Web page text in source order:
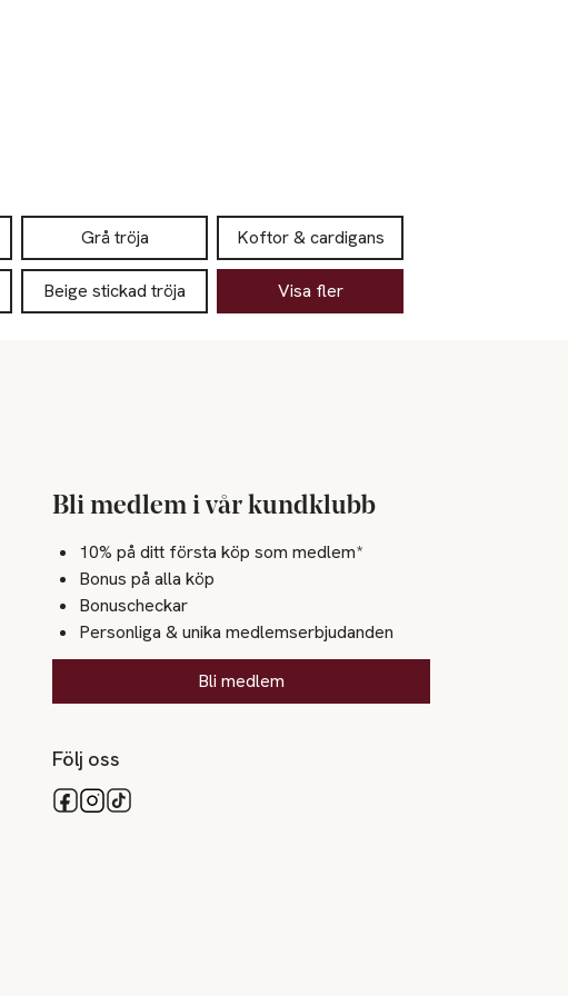
Grå tröja Koftor & cardigans
Beige stickad tröja Visa fler
Bli medlem i vår kundklubb
10% på ditt första köp som medlem*
Bonus på alla köp
Bonuscheckar
Personliga & unika medlemserbjudanden
Bli medlem
Följ oss